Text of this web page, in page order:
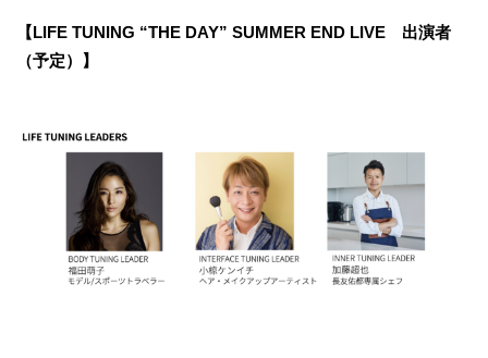
【LIFE TUNING “THE DAY” SUMMER END LIVE 出演者
（予定）】